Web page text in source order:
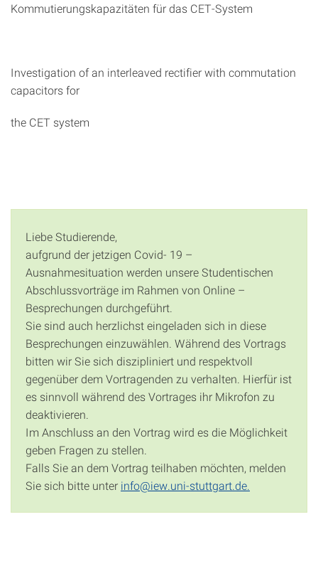
Kommutierungskapazitäten für das CET-System
Investigation of an interleaved rectifier with commutation
capacitors for
the CET system
Liebe Studierende,
aufgrund der jetzigen Covid- 19 –
Ausnahmesituation werden unsere Studentischen
Abschlussvorträge im Rahmen von Online –
Besprechungen durchgeführt.
Sie sind auch herzlichst eingeladen sich in diese
Besprechungen einzuwählen. Während des Vortrags
bitten wir Sie sich diszipliniert und respektvoll
gegenüber dem Vortragenden zu verhalten. Hierfür ist
es sinnvoll während des Vortrages ihr Mikrofon zu
deaktivieren.
Im Anschluss an den Vortrag wird es die Möglichkeit
geben Fragen zu stellen.
Falls Sie an dem Vortrag teilhaben möchten, melden
Sie sich bitte unter info@iew.uni-stuttgart.de.